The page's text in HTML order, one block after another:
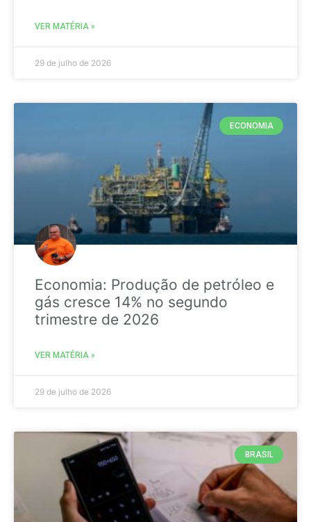
VER MATÉRIA »
29 de julho de 2026
ECONOMIA
Economia: Produção de petróleo e
gás cresce 14% no segundo
trimestre de 2026
VER MATÉRIA »
29 de julho de 2026
BRASIL